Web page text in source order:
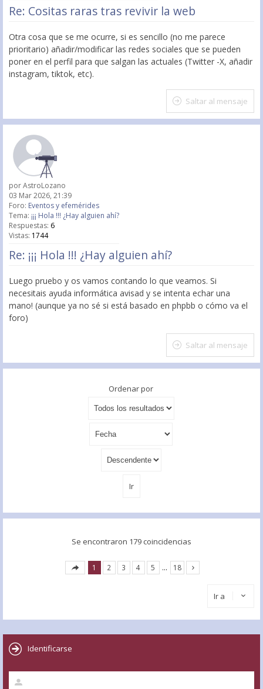
Re: Cositas raras tras revivir la web
Otra cosa que se me ocurre, si es sencillo (no me parece
prioritario) añadir/modificar las redes sociales que se pueden
poner en el perfil para que salgan las actuales (Twitter -X, añadir
instagram, tiktok, etc).
Saltar al mensaje
porAstroLozano
03 Mar 2026, 21:39
Foro: Eventos y efemérides
Tema: ¡¡¡ Hola !!! ¿Hay alguien ahí?
Respuestas: 6
Vistas: 1744
Re: ¡¡¡ Hola !!! ¿Hay alguien ahí?
Luego pruebo y os vamos contando lo que veamos. Si
necesitais ayuda informática avisad y se intenta echar una
mano! (aunque ya no sé si está basado en phpbb o cómo va el
foro)
Saltar al mensaje
Ordenar por
Se encontraron 179 coincidencias
1 2 3 4 5 … 18
Ir a
Identificarse